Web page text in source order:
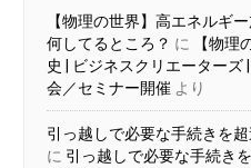
【物理の世界】高エネルギ
何してるところ？ に
【物理
史 | ビジネスクリエーターズ
会／セミナー開催 より
引っ越しで必要な手続きを
に 引っ越しで必要な手続き